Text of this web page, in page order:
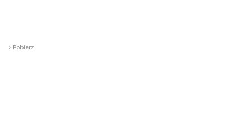
› Pobierz